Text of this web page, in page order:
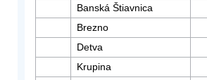
Banská Štiavnica
Brezno
Detva
Krupina